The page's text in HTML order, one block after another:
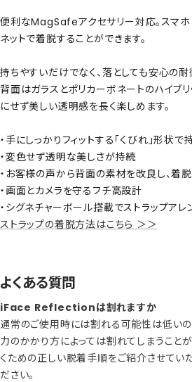
便利なMagSafeアクセサリー対応。スマ
ネットで着脱することができます。
持ちやすいだけでなく、落としても安心の耐
背面はガラスとポリカーボネートのハイブ
にせず美しい透明感を長く楽しめます。
・手にしっかりフィットする「くびれ」形状
・変色せず透明な美しさが持続
・お客様の声から背面の素材を改良し、着
・画面とカメラを守るフチ高設計
・シグネチャーボール搭載でストラップア
ストラップの着脱方法はこちら ＞＞
よくある質問
iFace Reflectionは割れますか
通常のご使用時には割れる可能性は低いの
力のかかり方によっては割れてしまうこと
くための正しい脱着手順をご紹介させてい
ださい。